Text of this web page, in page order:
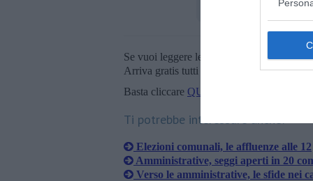
Se vuoi leggere le notizie principali della
Arriva gratis tutti i giorni alle 20:00
Basta cliccare QUI
Ti potrebbe interessare anche:
Elezioni comunali, le affluenze alle 12
Amministrative, seggi aperti in 20
Verso le amministrative, le sfide nei